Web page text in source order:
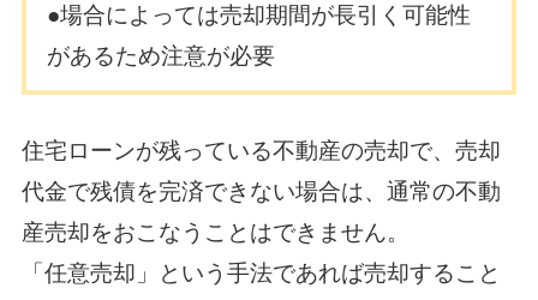
●場合によっては売却期間が長引く可能性
があるため注意が必要
住宅ローンが残っている不動産の売却で、売却
代金で残債を完済できない場合は、通常の不動
産売却をおこなうことはできません。
「任意売却」という手法であれば売却すること